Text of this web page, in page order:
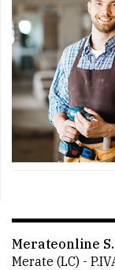
Merateonline
Merate (LC) -